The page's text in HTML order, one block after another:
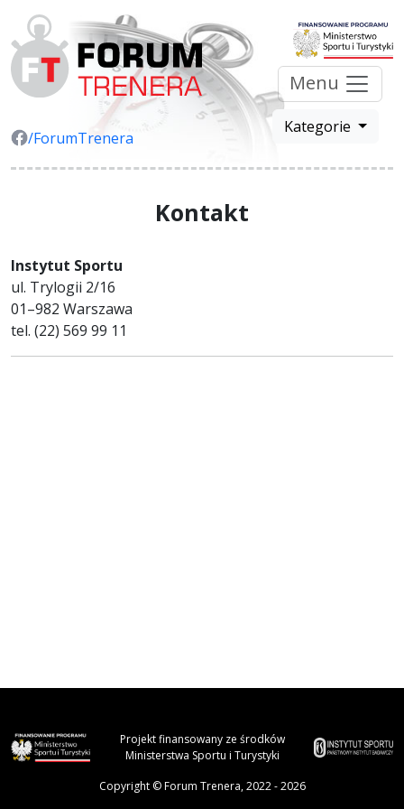
/ForumTrenera
Menu
Kategorie
Kontakt
Instytut Sportu
ul. Trylogii 2/16
01–982 Warszawa
tel. (22) 569 99 11
Projekt finansowany ze środków
Ministerstwa Sportu i Turystyki
Copyright © Forum Trenera, 2022 - 2026